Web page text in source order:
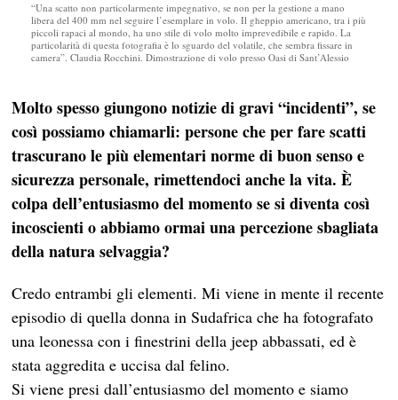
“Una scatto non particolarmente impegnativo, se non per la gestione a mano
libera del 400 mm nel seguire l’esemplare in volo. Il gheppio americano, tra i più
piccoli rapaci al mondo, ha uno stile di volo molto imprevedibile e rapido. La
particolarità di questa fotografia è lo sguardo del volatile, che sembra fissare in
camera”. Claudia Rocchini. Dimostrazione di volo presso Oasi di Sant’Alessio
Molto spesso giungono notizie di gravi “incidenti”, se
così possiamo chiamarli: persone che per fare scatti
trascurano le più elementari norme di buon senso e
sicurezza personale, rimettendoci anche la vita. È
colpa dell’entusiasmo del momento se si diventa così
incoscienti o abbiamo ormai una percezione sbagliata
della natura selvaggia?
Credo entrambi gli elementi. Mi viene in mente il recente
episodio di quella donna in Sudafrica che ha fotografato
una leonessa con i finestrini della jeep abbassati, ed è
stata aggredita e uccisa dal felino.
Si viene presi dall’entusiasmo del momento e siamo